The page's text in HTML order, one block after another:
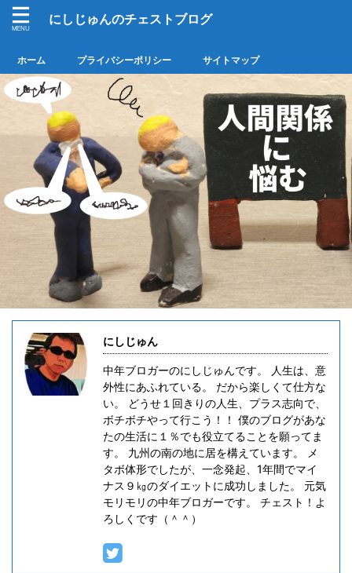
にしじゅんのチェストブログ
ホーム プライバシーポリシー サイトマップ
にしじゅん
中年ブロガーのにしじゅんです。 人生は、意
外性にあふれている。 だから楽しくて仕方な
い。 どうせ１回きりの人生、プラス志向で、
ボチボチやって行こう！！ 僕のブログがあな
たの生活に１％でも役立てることを願ってま
す。 九州の南の地に居を構えています。 メ
タボ体形でしたが、一念発起、1年間でマイ
ナス９㎏のダイエットに成功しました。 元気
モリモリの中年ブロガーです。 チェスト！よ
ろしくです（＾＾）